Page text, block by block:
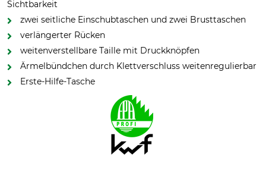
Sichtbarkeit
zwei seitliche Einschubtaschen und zwei Brusttaschen
verlängerter Rücken
weitenverstellbare Taille mit Druckknöpfen
Ärmelbündchen durch Klettverschluss weitenregulierbar
Erste-Hilfe-Tasche